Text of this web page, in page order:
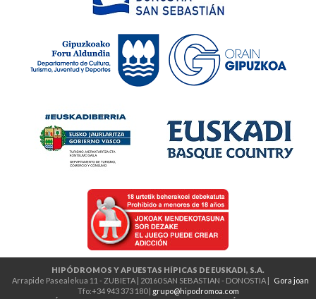
HIPÓDROMOS Y APUESTAS HÍPICAS DE EUSKADI, S.A.
Gora joan
Arrapide Pasealekua 11 - ZUBIETA | 20160 SAN SEBASTIAN - DONOSTIA |
Tfo:+34 943 373 180 | grupo@hipodromoa.com